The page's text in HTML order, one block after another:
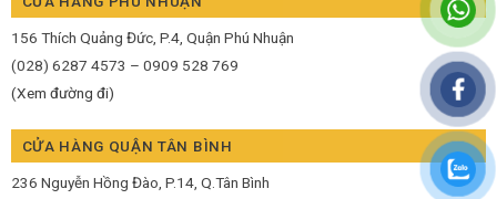
156 Thích Quảng Đức, P.4, Quận Phú Nhuận
(028) 6287 4573 – 0909 528 769
(Xem đường đi)
CỬA HÀNG QUẬN TÂN BÌNH
236 Nguyễn Hồng Đào, P.14, Q.Tân Bình